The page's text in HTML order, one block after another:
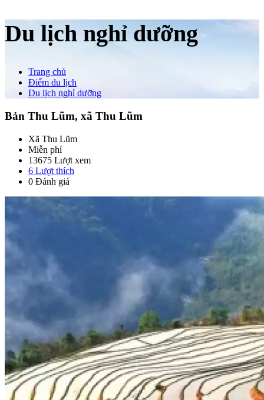
Du lịch nghỉ dưỡng
Trang chủ
Điểm du lịch
Du lịch nghỉ dưỡng
Bản Thu Lũm, xã Thu Lũm
Xã Thu Lũm
Miễn phí
13675 Lượt xem
6 Lượt thích
0 Đánh giá